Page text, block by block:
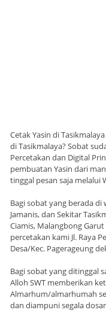
Cetak Yasin di
di Tasikmalaya? Sobat
Percetakan dan Digital
pembuatan Yasin dari
tinggal pesan saja melalui
Bagi sobat yang berada di
Jamanis, dan Sekitar
Ciamis, Malangbong
percetakan kami Jl. Raya
Desa/Kec. Pagerageung
Bagi sobat yang ditinggal
Alloh SWT memberikan
Almarhum/almarhumah
dan diampuni segala